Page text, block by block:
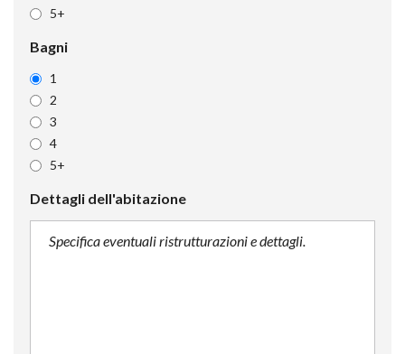
5+
Bagni
1
2
3
4
5+
Dettagli dell'abitazione